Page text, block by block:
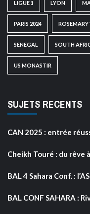
LIGUE 1 LYON
PARIS 2024
SENEGAL SOUTH
US MONASTIR
SUJETS RECENTS
CAN 2025 : entrée
Cheikh Touré : du rêve
BAL 4 Sahara Conf. :
BAL CONF SAHARA :